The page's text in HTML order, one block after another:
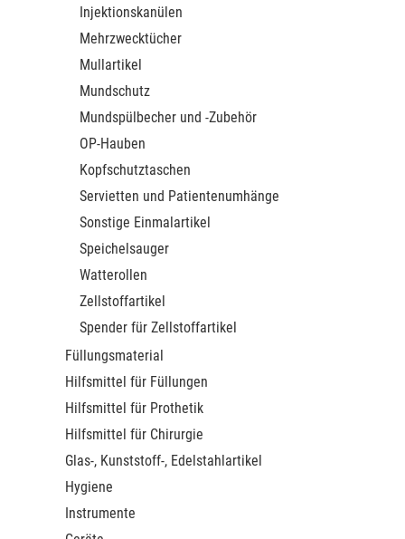
Injektionskanülen
Mehrzwecktücher
Mullartikel
Mundschutz
Mundspülbecher und -Zubehör
OP-Hauben
Kopfschutztaschen
Servietten und Patientenumhänge
Sonstige Einmalartikel
Speichelsauger
Watterollen
Zellstoffartikel
Spender für Zellstoffartikel
Füllungsmaterial
Hilfsmittel für Füllungen
Hilfsmittel für Prothetik
Hilfsmittel für Chirurgie
Glas-, Kunststoff-, Edelstahlartikel
Hygiene
Instrumente